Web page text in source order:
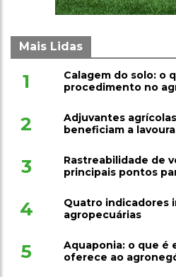
Mais Lidas
1
Calagem do solo: o
procedimento no
2
Adjuvantes
beneficiam a lavoura
3
Rastreabilidade de
principais pontos
4
Quatro indicadores
agropecuárias
5
Aquaponia: o que é
oferece ao